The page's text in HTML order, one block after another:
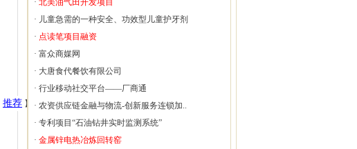
推荐 】
· 北美油气田开发项目
· 儿童急需的一种安全、功效型儿童护牙剂
· 点读笔项目融资
· 富众商媒网
· 大唐食代餐饮有限公司
· 行业移动社交平台——厂商通
· 农资供应链金融与物流-创新服务连锁加..
· 专利项目“石油钻井实时监测系统”
· 金属锌电热冶炼回转窑